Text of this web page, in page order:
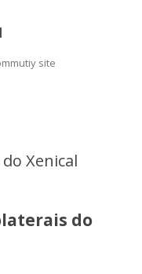
site
to content
Xenical
do